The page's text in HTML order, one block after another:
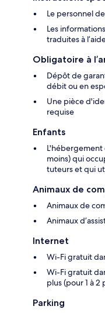
Le personnel
Les
traduites à
Obligatoire à
Dépôt de
débit ou en
Une pièce
requise
Enfants
L'hébergement
moins) qui
tuteurs et qui
Animaux de
Animaux de
Animaux
Internet
Wi-Fi gratuit
Wi-Fi gratuit
plus (pour 1 à 2
Parking